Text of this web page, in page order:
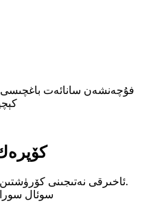
فۇچەنشەن سانائەت
ئاخىرقى نەتىجىنى كۆرۈشتىن ئارتۇق ياخشى نەرسە يوق.
سوئال